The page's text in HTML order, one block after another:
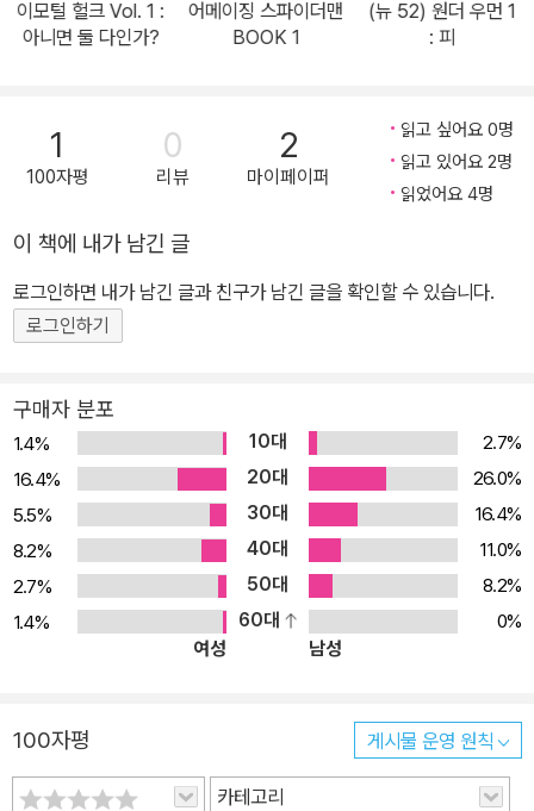
에서 아쿠아맨은 아틀란티스의 존망을 건 싸움을 벌인다! 제프 존스
우먼 전6권』『뉴 52! 플래시 1-2권』『뉴 52! 아쿠아맨 1-3권』『뉴 52!
슈퍼맨 액션코믹스 1-2권』『뉴 52! 배트맨 1-10권』
이모털 헐크 Vol. 1 :
아니면 둘 다인가?
어메이징 스파이더맨
BOOK 1
(뉴 52) 원더 우먼 1
: 피
1
100자평
0
리뷰
2
마이페이퍼
읽고 싶어요 0명
읽고 있어요 2명
읽었어요 4명
이 책에 내가 남긴 글
로그인하면 내가 남긴 글과 친구가 남긴 글을 확인할 수 있습니다.
로그인하기
구매자 분포
1.4% 10대
2.7%
16.4%
20대
26.0%
5.5%
30대
16.4%
8.2%
40대
11.0%
2.7%
50대
8.2%
1.4%
60대
0%
여성
남성
100자평 게시물 운영 원칙
카테고리